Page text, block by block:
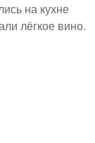
на кухне
лёгкое вино.